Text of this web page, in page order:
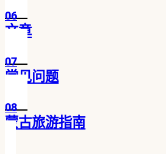
06
文章
07
常见问题
08
蒙古旅游指南